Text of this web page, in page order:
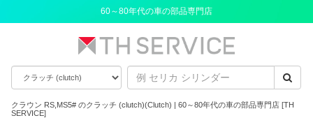
60～80年代の車の部品専門店
クラウン RS,MS5# のクラッチ (clutch)(Clutch) | 60～80年代の車の部品専門店 [TH
SERVICE]